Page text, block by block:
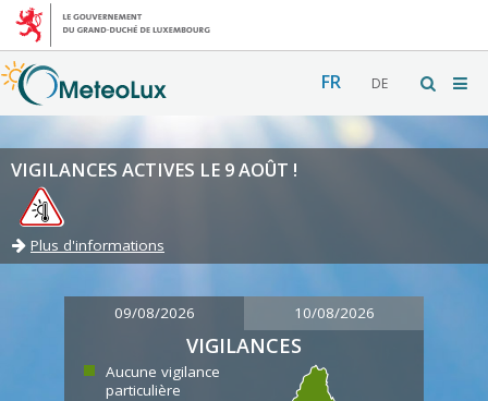
FR DE
VIGILANCES ACTIVES LE 9 AOÛT !
Plus d'informations
09/08/2026 10/08/2026
VIGILANCES
Aucune vigilance
particulière